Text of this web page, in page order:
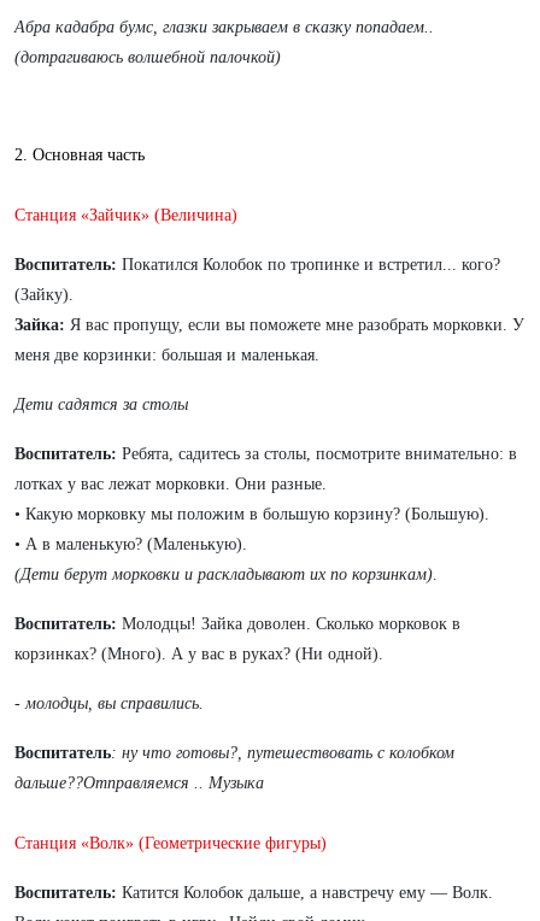
Абра кадабра бумс, глазки закрываем в сказку попадаем..
(дотрагиваюсь волшебной палочкой)
2. Основная часть
Станция «Зайчик» (Величина)
Воспитатель: Покатился Колобок по тропинке и встретил... кого?
(Зайку).
Зайка: Я вас пропущу, если вы поможете мне разобрать морковки. У
меня две корзинки: большая и маленькая.
Дети садятся за столы
Воспитатель: Ребята, садитесь за столы, посмотрите внимательно: в
лотках у вас лежат морковки. Они разные.
• Какую морковку мы положим в большую корзину? (Большую).
• А в маленькую? (Маленькую).
(Дети берут морковки и раскладывают их по корзинкам).
Воспитатель: Молодцы! Зайка доволен. Сколько морковок в
корзинках? (Много). А у вас в руках? (Ни одной).
-молодцы, вы справились.
Воспитатель: ну что готовы?, путешествовать с колобком
дальше??Отправляемся .. Музыка
Станция «Волк» (Геометрические фигуры)
Воспитатель: Катится Колобок дальше, а навстречу ему — Волк.